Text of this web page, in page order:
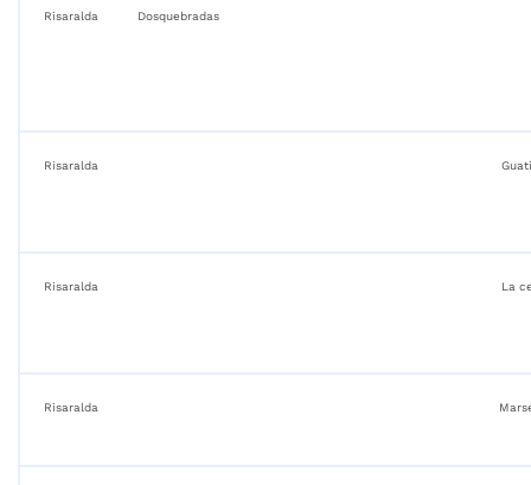
Risaralda Dosquebradas
Risaralda
Risaralda La
Risaralda